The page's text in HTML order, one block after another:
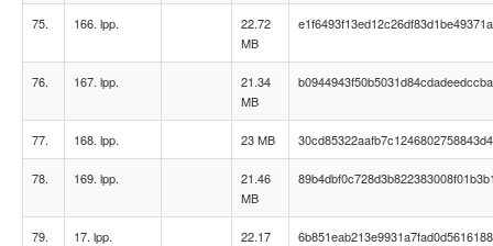
75. 166. lpp.
22.72
MB
76. 167. lpp.
21.34
MB
77. 168. lpp. 23 MB
78. 169. lpp.
21.46
MB
79. 17. lpp.
22.17